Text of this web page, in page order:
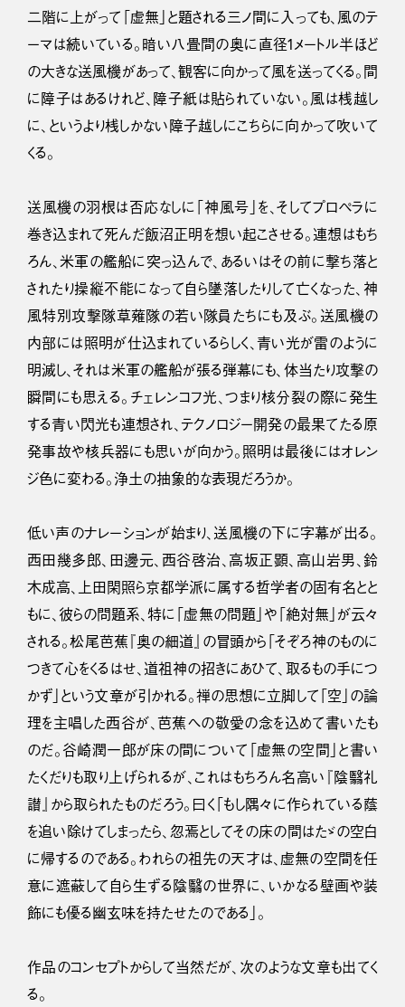
二階に上がって「虚無」と題される三ノ間に入っても、風のテ
ーマは続いている。暗い八畳間の奥に直径1メートル半ほど
の大きな送風機があって、観客に向かって風を送ってくる。間
に障子はあるけれど、障子紙は貼られていない。風は桟越し
に、というより桟しかない障子越しにこちらに向かって吹いて
くる。
送風機の羽根は否応なしに「神風号」を、そしてプロペラに
巻き込まれて死んだ飯沼正明を想い起こさせる。連想はもち
ろん、米軍の艦船に突っ込んで、あるいはその前に撃ち落と
されたり操縦不能になって自ら墜落したりして亡くなった、神
風特別攻撃隊草薙隊の若い隊員たちにも及ぶ。送風機の
内部には照明が仕込まれているらしく、青い光が雷のように
明滅し、それは米軍の艦船が張る弾幕にも、体当たり攻撃の
瞬間にも思える。チェレンコフ光、つまり核分裂の際に発生
する青い閃光も連想され、テクノロジー開発の最果てたる原
発事故や核兵器にも思いが向かう。照明は最後にはオレン
ジ色に変わる。浄土の抽象的な表現だろうか。
低い声のナレーションが始まり、送風機の下に字幕が出る。
西田幾多郎、田邊元、西谷啓治、高坂正顕、高山岩男、鈴
木成高、上田閑照ら京都学派に属する哲学者の固有名とと
もに、彼らの問題系、特に「虚無の問題」や「絶対無」が云々
される。松尾芭蕉『奥の細道』の冒頭から「そぞろ神のものに
つきて心をくるはせ、道祖神の招きにあひて、取るもの手につ
かず」という文章が引かれる。禅の思想に立脚して「空」の論
理を主唱した西谷が、芭蕉への敬愛の念を込めて書いたも
のだ。谷崎潤一郎が床の間について「虚無の空間」と書い
たくだりも取り上げられるが、これはもちろん名高い『陰翳礼
讃』から取られたものだろう。曰く「もし隅々に作られている蔭
を追い除けてしまったら、忽焉としてその床の間はたゞの空白
に帰するのである。われらの祖先の天才は、虚無の空間を任
意に遮蔽して自ら生ずる陰翳の世界に、いかなる壁画や装
飾にも優る幽玄味を持たせたのである」。
作品のコンセプトからして当然だが、次のような文章も出てく
る。